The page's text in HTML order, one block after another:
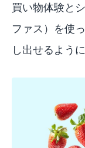
買い物体験と
ファス）を使
し出せるよう